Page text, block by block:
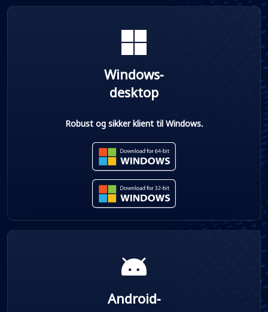
Windows-
desktop
Robust og sikker klient til Windows.
Android-